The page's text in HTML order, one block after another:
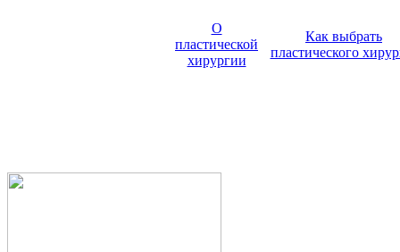
О
пластической
хирургии
Как выбрать
пластического